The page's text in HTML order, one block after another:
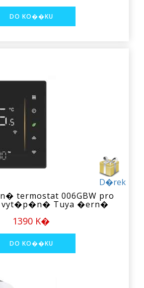
D�rek
termostat 006GBW pro
vyt�p�n� Tuya �ern�
1390 K�